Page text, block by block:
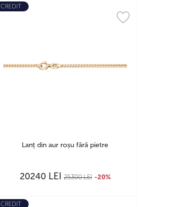
CREDIT
Lanț din aur roșu fără pietre
20240 LEI 25300LEI -20%
CREDIT